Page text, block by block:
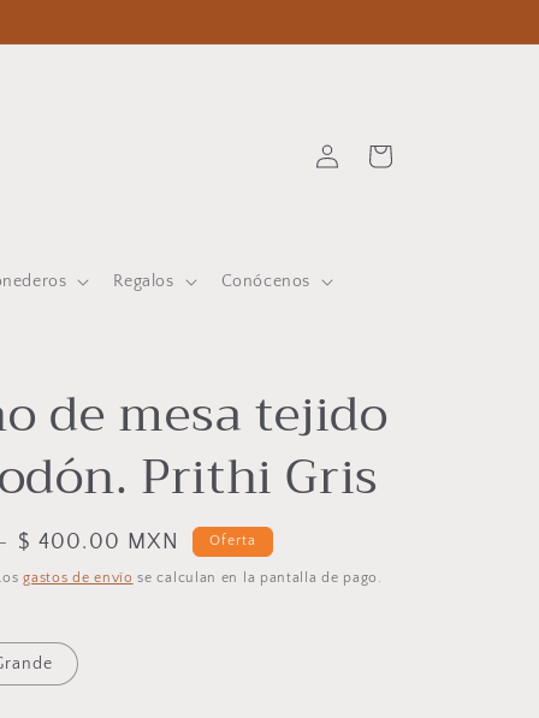
Regalos Conócenos
sesión
Carrito
de mesa tejido
Prithi Gris
Precio
de
$ 400.00 MXN Oferta
gastos de envío se calculan en la pantalla de pago.